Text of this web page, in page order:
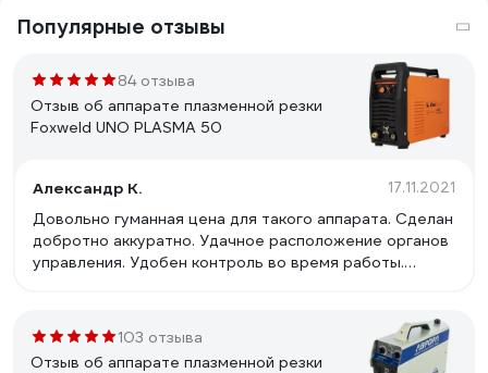
Популярные отзывы
84 отзыва
Отзыв об аппарате плазменной резки
Foxweld UNO PLASMA 50
Александр К. 17.11.2021
Довольно гуманная цена для такого аппарата. Сделан
добротно аккуратно. Удачное расположение органов
управления. Удобен контроль во время работы.
стоит не дорого, легко заменить, можно подобрать с
более длинным рукавом, при необходимости.
103 отзыва
Отзыв об аппарате плазменной резки